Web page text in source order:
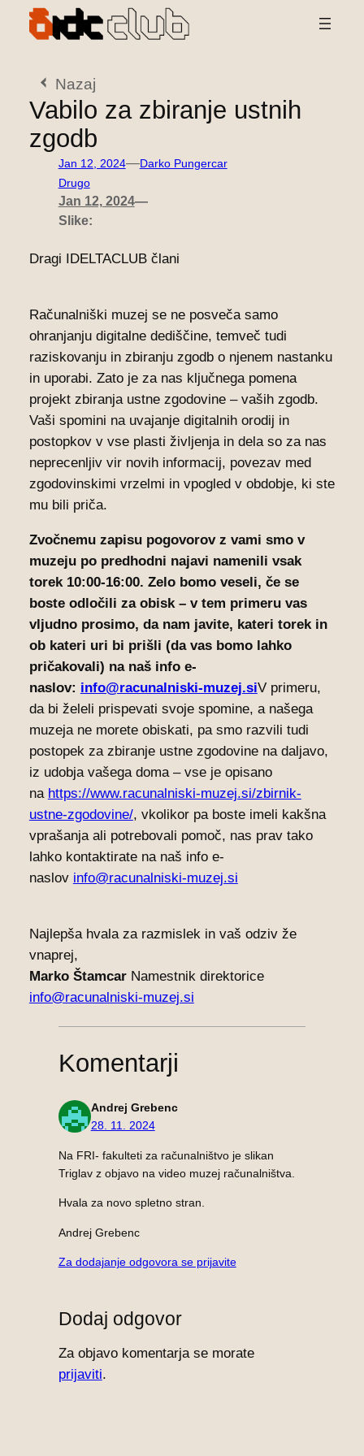
Preskoči
Nazaj
Vabilo za zbiranje ustnih
zgodb
Jan 12, 2024—Darko Pungercar
Drugo
Jan 12, 2024—
Slike:
Dragi IDELTACLUB člani
Računalniški muzej se ne posveča samo
ohranjanju digitalne dediščine, temveč tudi
raziskovanju in zbiranju zgodb o njenem nastanku
in uporabi. Zato je za nas ključnega pomena
projekt zbiranja ustne zgodovine – vaših zgodb.
Vaši spomini na uvajanje digitalnih orodij in
postopkov v vse plasti življenja in dela so za nas
neprecenljiv vir novih informacij, povezav med
zgodovinskimi vrzelmi in vpogled v obdobje, ki ste
mu bili priča.
Zvočnemu zapisu pogovorov z vami smo v
muzeju po predhodni najavi namenili vsak
torek 10:00-16:00. Zelo bomo veseli, če se
boste odločili za obisk – v tem primeru vas
vljudno prosimo, da nam javite, kateri torek in
ob kateri uri bi prišli (da vas bomo lahko
pričakovali) na naš info e-
naslov: info@racunalniski-muzej.siV primeru,
da bi želeli prispevati svoje spomine, a našega
muzeja ne morete obiskati, pa smo razvili tudi
postopek za zbiranje ustne zgodovine na daljavo,
iz udobja vašega doma – vse je opisano
na https://www.racunalniski-muzej.si/zbirnik-
ustne-zgodovine/, vkolikor pa boste imeli kakšna
vprašanja ali potrebovali pomoč, nas prav tako
lahko kontaktirate na naš info e-
naslov info@racunalniski-muzej.si
Najlepša hvala za razmislek in vaš odziv že
vnaprej,
Marko ŠtamcarNamestnik direktorice
info@racunalniski-muzej.si
Komentarji
Andrej Grebenc
28. 11. 2024
Na FRI- fakulteti za računalništvo je slikan
Triglav z objavo na video muzej računalništva.
Hvala za novo spletno stran.
Andrej Grebenc
Za dodajanje odgovora se prijavite
Dodaj odgovor
Za objavo komentarja se morate
prijaviti.